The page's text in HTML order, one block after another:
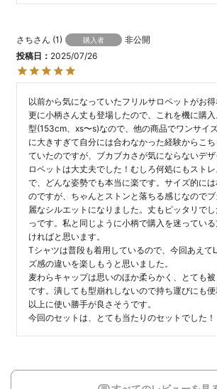
さち 1 購入者
非公開
投稿日
2025/07/26
以前から気になっていたフリルサロペットがお
更に小柄さん丈も登場したので、これを機に購
型(153cm、xs〜s)なので、他の商品でワンサイ
に大きすぎて自分には合わなかった経験からこ
ていたのですが、ブカブカさが気にならないデ
ロペットは大丈夫でした！むしろ何処にもスト
で、どんな姿勢でも本当に楽です。サイズ的に
のですが、ちゃんとストンと落ちる感じなので
麗なシルエットになりました。丈もピッタリで
っです。私と同じように小柄で購入を迷ってい
ければと思います。
Tシャツは普段も着用しているので、今回あえて
ズ感の違いを楽しもうと思いました。
麦わらキャップは思いのほか柔らかく、とても
です。潰しても型崩れしないので持ち運びにも
以上に使い勝手が良さそうです。
今回のセットは、とても当たりのセットでした！